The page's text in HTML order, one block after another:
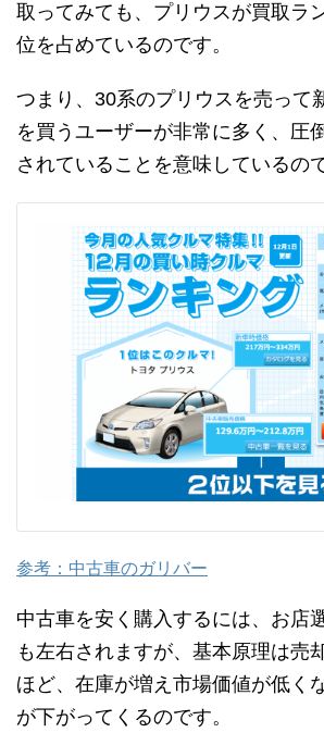
取ってみても、プリウスが買取ラ
位を占めているのです。
つまり、30系のプリウスを売って
を買うユーザーが非常に多く、圧
されていることを意味しているの
参考：中古車のガリバー
中古車を安く購入するには、お店
も左右されますが、基本原理は売
ほど、在庫が増え市場価値が低く
が下がってくるのです。